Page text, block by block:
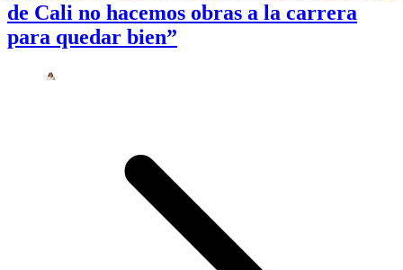
de Cali no hacemos obras a la carrera
para quedar bien”